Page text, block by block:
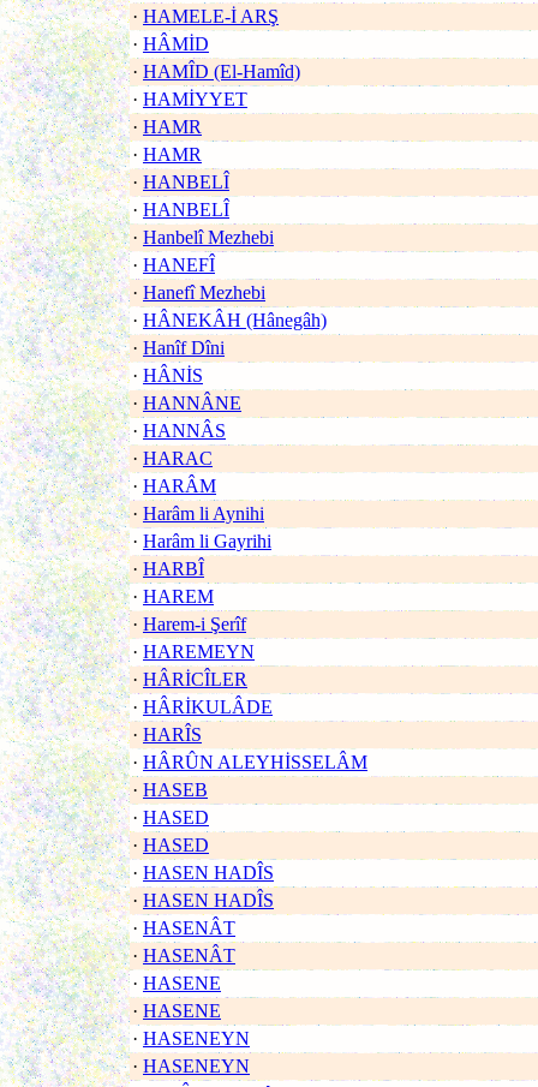
· HAMELE-İ ARŞ
· HÂMİD
· HAMÎD (El-Hamîd)
· HAMİYYET
· HAMR
· HAMR
· HANBELÎ
· HANBELÎ
· Hanbelî Mezhebi
· HANEFÎ
· Hanefî Mezhebi
· HÂNEKÂH (Hânegâh)
· Hanîf Dîni
· HÂNİS
· HANNÂNE
· HANNÂS
· HARAC
· HARÂM
· Harâm li Aynihi
· Harâm li Gayrihi
· HARBÎ
· HAREM
· Harem-i Şerîf
· HAREMEYN
· HÂRİCÎLER
· HÂRİKULÂDE
· HARÎS
· HÂRÛN ALEYHİSSELÂM
· HASEB
· HASED
· HASED
· HASEN HADÎS
· HASEN HADÎS
· HASENÂT
· HASENÂT
· HASENE
· HASENE
· HASENEYN
· HASENEYN